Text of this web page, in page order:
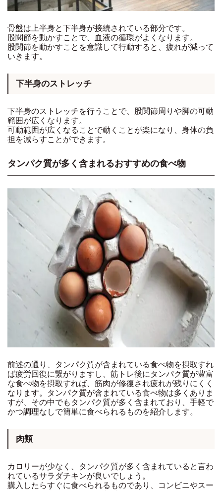
骨盤は上半身と下半身が接続されている部分です。
股関節を動かすことで、血液の循環がよくなります。
股関節を動かすことを意識して行動すると、疲れが減って
いきます。
下半身のストレッチ
下半身のストレッチを行うことで、股関節周りや脚の可動
範囲が広くなります。
可動範囲が広くなることで動くことが楽になり、身体の負
担を減らすことができます。
タンパク質が多く含まれるおすすめの食べ物
前述の通り、タンパク質が含まれている食べ物を摂取すれ
ば疲労回復に繋がりますし、筋トレ後にタンパク質が豊富
な食べ物を摂取すれば、筋肉が修復され疲れが残りにくく
なります。タンパク質が含まれている食べ物は多くありま
すが、その中でもタンパク質が多く含まれており、手軽で
かつ調理なしで簡単に食べられるものを紹介します。
肉類
カロリーが少なく、タンパク質が多く含まれていると言わ
れているサラダチキンが良いでしょう。
購入したらすぐに食べられるものであり、コンビニやスー